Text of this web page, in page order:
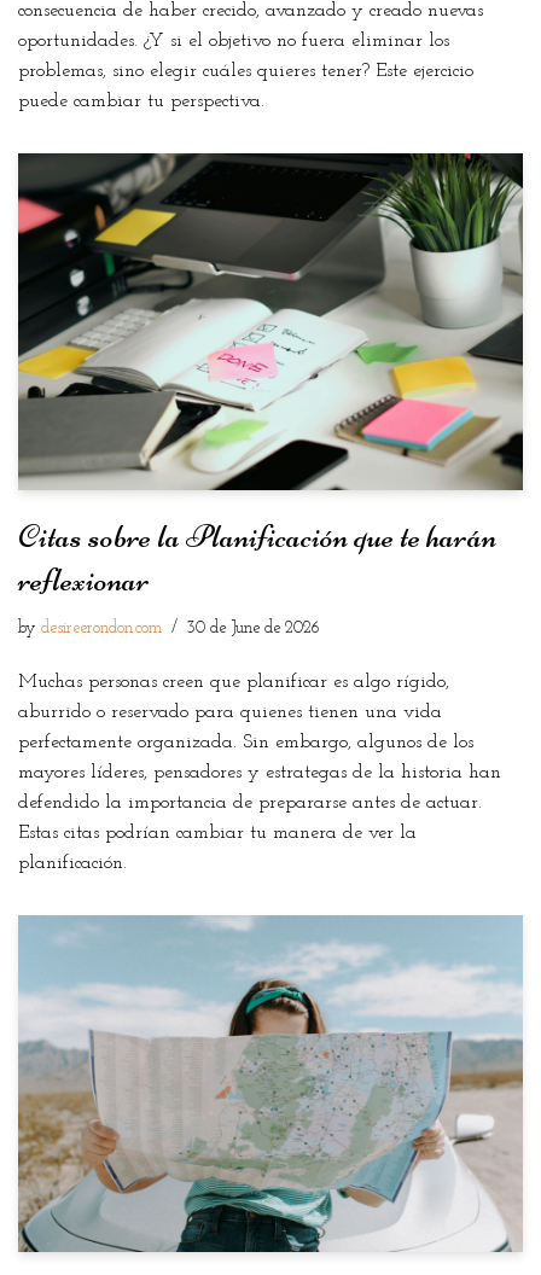
consecuencia de haber crecido, avanzado y creado nuevas
oportunidades. ¿Y si el objetivo no fuera eliminar los
problemas, sino elegir cuáles quieres tener? Este ejercicio
puede cambiar tu perspectiva.
Citas sobre la Planificación que te harán
reflexionar
by desireerondon.com 30 de June de 2026
Muchas personas creen que planificar es algo rígido,
aburrido o reservado para quienes tienen una vida
perfectamente organizada. Sin embargo, algunos de los
mayores líderes, pensadores y estrategas de la historia han
defendido la importancia de prepararse antes de actuar.
Estas citas podrían cambiar tu manera de ver la
planificación.